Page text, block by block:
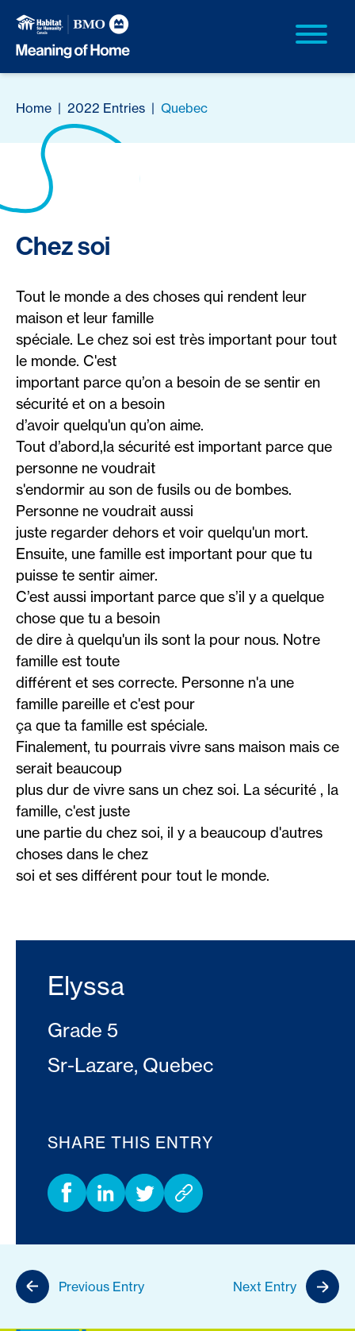
Home | 2022 Entries | Quebec
Chez soi
Tout le monde a des choses qui rendent leur
maison et leur famille
spéciale. Le chez soi est très important pour tout
le monde. C'est
important parce qu’on a besoin de se sentir en
sécurité et on a besoin
d’avoir quelqu'un qu’on aime.
Tout d’abord,la sécurité est important parce que
personne ne voudrait
s'endormir au son de fusils ou de bombes.
Personne ne voudrait aussi
juste regarder dehors et voir quelqu'un mort.
Ensuite, une famille est important pour que tu
puisse te sentir aimer.
C’est aussi important parce que s’il y a quelque
chose que tu a besoin
de dire à quelqu'un ils sont la pour nous. Notre
famille est toute
différent et ses correcte. Personne n'a une
famille pareille et c'est pour
ça que ta famille est spéciale.
Finalement, tu pourrais vivre sans maison mais ce
serait beaucoup
plus dur de vivre sans un chez soi. La sécurité , la
famille, c'est juste
une partie du chez soi, il y a beaucoup d'autres
choses dans le chez
soi et ses différent pour tout le monde.
Elyssa
Grade 5
Sr-Lazare, Quebec
SHARE THIS ENTRY
Previous Entry Next Entry